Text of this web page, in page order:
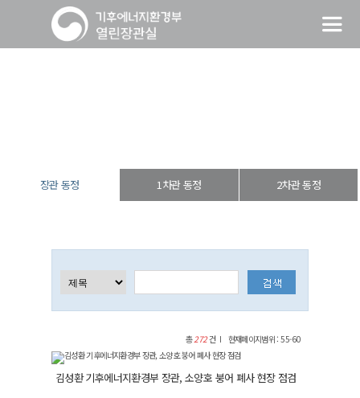
장관 동정 1차관 동정 2차관 동정
총272건 현재페이지범위 : 55-60
김성환 기후에너지환경부 장관, 소양호 붕어 폐사 현장 점검